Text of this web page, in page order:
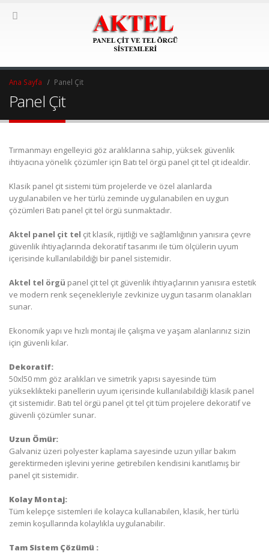
Ana Sayfa Panel Çit
Panel Çit
Tırmanmayı engelleyici göz aralıklarına sahip, yüksek güvenlik
ihtiyacına yönelik çözümler için Batı tel örgü panel çit tel çit idealdir.
Klasik panel çit sistemi tüm projelerde ve özel alanlarda
uygulanabilen ve her türlü zeminde uygulanabilen en uygun
çözümleri Batı panel çit tel örgü sunmaktadır.
Aktel panel çit tel çit klasik, rijitliği ve sağlamlığının yanısıra çevre
güvenlik ihtiyaçlarında dekoratif tasarımı ile tüm ölçülerin uyum
içerisinde kullanılabildiği bir panel sistemidir.
Aktel tel örgü panel çit tel çit güvenlik ihtiyaçlarının yanısıra estetik
ve modern renk seçenekleriyle zevkinize uygun tasarım olanakları
sunar.
Ekonomik yapı ve hızlı montaj ile çalışma ve yaşam alanlarınız sizin
için güvenli kılar.
Dekoratif:
50xl50 mm göz aralıkları ve simetrik yapısı sayesinde tüm
yükseklikteki panellerin uyum içerisinde kullanılabildiği klasik panel
çit sistemidir. Batı tel örgü panel çit tel çit tüm projelere dekoratif ve
güvenli çözümler sunar.
Uzun Ömür:
Galvaniz üzeri polyester kaplama sayesinde uzun yıllar bakım
gerektirmeden işlevini yerine getirebilen kendisini kanıtlamış bir
panel çit sistemidir.
Kolay Montaj:
Tüm kelepçe sistemleri ile kolayca kullanabilen, klasik, her türlü
zemin koşullarında kolaylıkla uygulanabilir.
Tam Sistem Çözümü :